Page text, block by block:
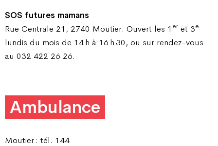
SOS futures mamans
Rue Centrale 21, 2740 Moutier. Ouvert les 1 er et 3e
lundis du mois de 14 h à 16 h 30, ou sur rendez-vous
au 032 422 26 26.
Ambulance
Moutier : tél. 144